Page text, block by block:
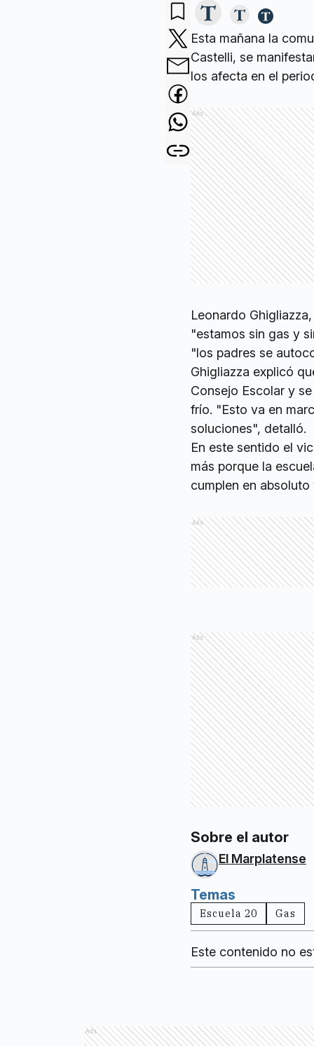
Esta mañana la
Castelli, se
los afecta en el
Ads
Leonardo
"estamos sin gas y
"los padres se
Ghigliazza explicó
Consejo Escolar y
frío. "Esto va en
soluciones", detalló.
En este sentido el
más porque la
cumplen en
Ads
Ads
Sobre el autor
El Marplatense
Temas
Escuela 20 Gas
Este contenido no
Ads